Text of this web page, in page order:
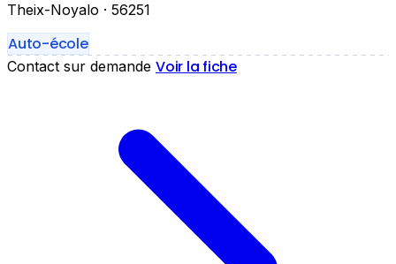
Theix-Noyalo · 56251
Auto-école
Contact sur demande Voir la fiche